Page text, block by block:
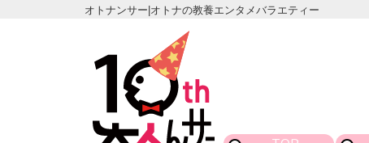
オトナンサー|オトナの教養エンタメバラエティー